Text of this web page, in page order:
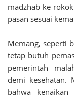
madzhab ke
pasan sesuai
Memang, seperti
tetap butuh
pemerintah
demi kesehatan.
bahwa